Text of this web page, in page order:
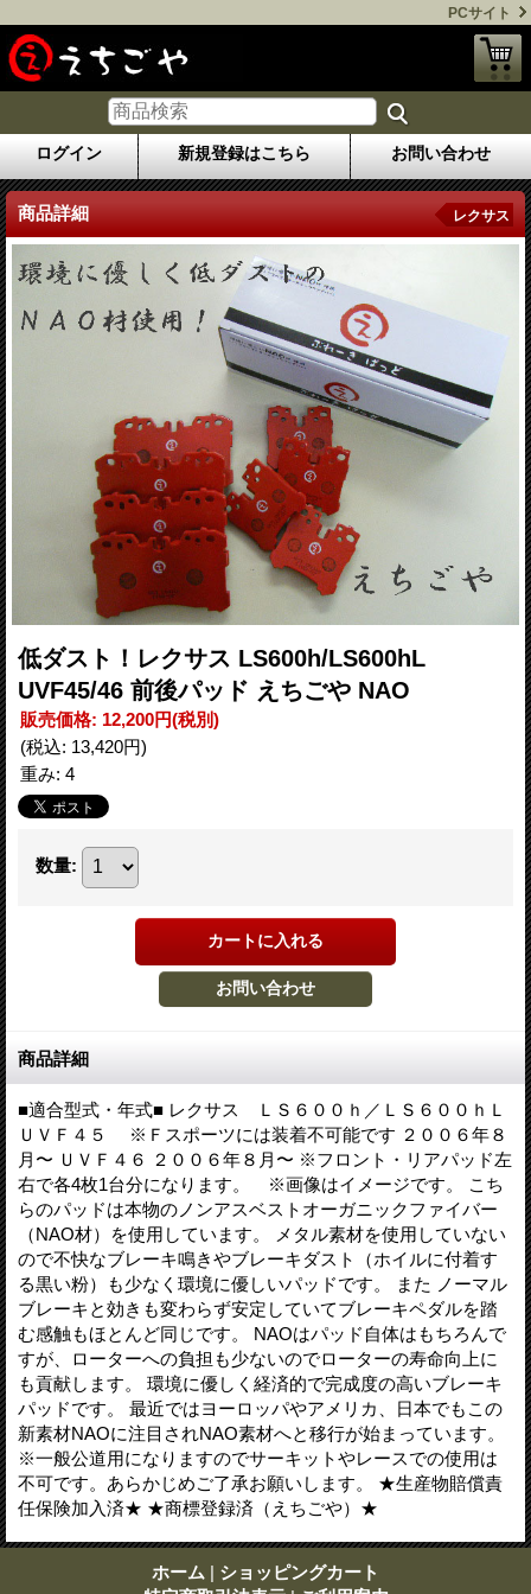
PCサイト
ログイン 新規登録はこちら お問い合わせ
商品詳細 レクサス
低ダスト！レクサス LS600h/LS600hL
UVF45/46 前後パッド えちごや NAO
販売価格: 12,200円(税別)
(税込: 13,420円)
重み: 4
数量:
商品詳細
■適合型式・年式■ レクサス ＬＳ６００ｈ／ＬＳ６００ｈＬ
ＵＶＦ４５ ※Ｆスポーツには装着不可能です ２００６年８
月〜 ＵＶＦ４６ ２００６年８月〜 ※フロント・リアパッド左
右で各4枚1台分になります。 ※画像はイメージです。 こち
らのパッドは本物のノンアスベストオーガニックファイバー
（NAO材）を使用しています。 メタル素材を使用していない
ので不快なブレーキ鳴きやブレーキダスト（ホイルに付着す
る黒い粉）も少なく環境に優しいパッドです。 また ノーマル
ブレーキと効きも変わらず安定していてブレーキペダルを踏
む感触もほとんど同じです。 NAOはパッド自体はもちろんで
すが、ローターへの負担も少ないのでローターの寿命向上に
も貢献します。 環境に優しく経済的で完成度の高いブレーキ
パッドです。 最近ではヨーロッパやアメリカ、日本でもこの
新素材NAOに注目されNAO素材へと移行が始まっています。
※一般公道用になりますのでサーキットやレースでの使用は
不可です。あらかじめご了承お願いします。 ★生産物賠償責
任保険加入済★ ★商標登録済（えちごや）★
ホーム | ショッピングカート